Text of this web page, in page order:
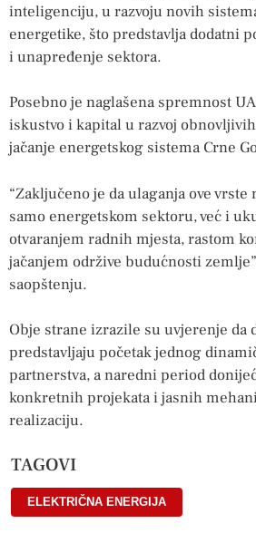
inteligenciju, u razvoju novih
energetike, što predstavlja dodatni
i unapređenje sektora.
Posebno je naglašena spremnost
iskustvo i kapital u razvoj
jačanje energetskog sistema Crne
“Zaključeno je da ulaganja ove
samo energetskom sektoru, već i
otvaranjem radnih mjesta, rastom
jačanjem održive budućnosti
saopštenju.
Obje strane izrazile su uvjerenje da
predstavljaju početak jednog
partnerstva, a naredni period
konkretnih projekata i jasnih
realizaciju.
TAGOVI
ELEKTRIČNA ENERGIJA